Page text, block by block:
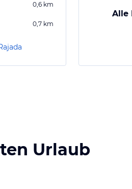
0,6 km
0,7 km
Alle
Urlaub